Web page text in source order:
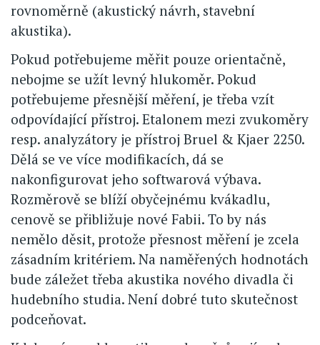
rovnoměrně (akustický návrh, stavební
akustika).
Pokud potřebujeme měřit pouze orientačně,
nebojme se užít levný hlukoměr. Pokud
potřebujeme přesnější měření, je třeba vzít
odpovídající přístroj. Etalonem mezi zvukoměry
resp. analyzátory je přístroj Bruel & Kjaer 2250.
Dělá se ve více modifikacích, dá se
nakonfigurovat jeho softwarová výbava.
Rozměrově se blíží obyčejnému kvákadlu,
cenově se přibližuje nové Fabii. To by nás
nemělo děsit, protože přesnost měření je zcela
zásadním kritériem. Na naměřených hodnotách
bude záležet třeba akustika nového divadla či
hudebního studia. Není dobré tuto skutečnost
podceňovat.